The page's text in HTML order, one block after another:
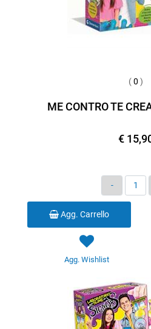
(0 )
ME CONTRO TE
€
Agg. Carrello
Agg. Wishlist